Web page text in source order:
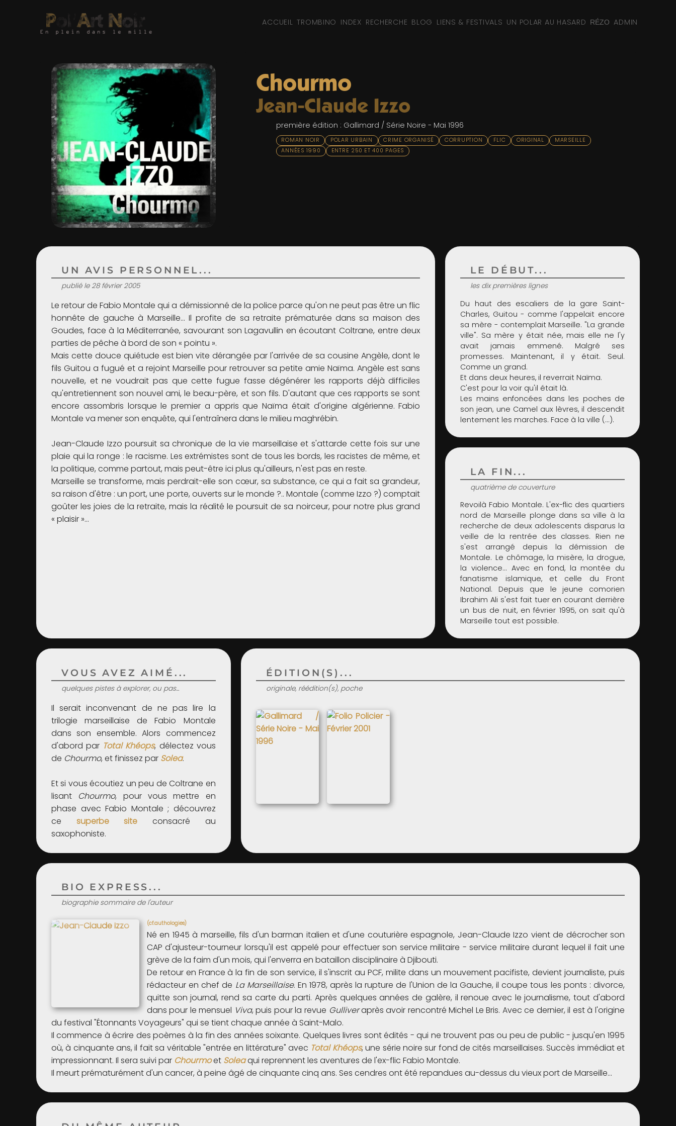
ACCUEIL TROMBINO INDEX RECHERCHE BLOG LIENS & FESTIVALS UN POLAR AU HASARD RÉZO ADMIN
Chourmo
Jean-Claude Izzo
première édition : Gallimard / Série Noire - Mai 1996
ROMAN NOIR POLAR URBAIN CRIME ORGANISÉ CORRUPTION FLIC ORIGINAL
MARSEILLE
ANNÉES 1990
ENTRE 250 ET 400 PAGES
UN AVIS PERSONNEL...
publié le 28 février 2005
Le retour de Fabio Montale qui a démissionné de la police parce qu'on ne peut pas être un flic
honnête de gauche à Marseille... Il profite de sa retraite prématurée dans sa maison des
Goudes, face à la Méditerranée, savourant son Lagavullin en écoutant Coltrane, entre deux
parties de pêche à bord de son « pointu ».
Mais cette douce quiétude est bien vite dérangée par l'arrivée de sa cousine Angèle, dont le
fils Guitou a fugué et a rejoint Marseille pour retrouver sa petite amie Naïma. Angèle est sans
nouvelle, et ne voudrait pas que cette fugue fasse dégénérer les rapports déjà difficiles
qu'entretiennent son nouvel ami, le beau-père, et son fils. D'autant que ces rapports se sont
encore assombris lorsque le premier a appris que Naïma était d'origine algérienne. Fabio
Montale va mener son enquête, qui l'entraînera dans le milieu maghrébin.
Jean-Claude Izzo poursuit sa chronique de la vie marseillaise et s'attarde cette fois sur une
plaie qui la ronge : le racisme. Les extrémistes sont de tous les bords, les racistes de même, et
la politique, comme partout, mais peut-être ici plus qu'ailleurs, n'est pas en reste.
Marseille se transforme, mais perdrait-elle son cœur, sa substance, ce qui a fait sa grandeur,
sa raison d'être : un port, une porte, ouverts sur le monde ?.. Montale (comme Izzo ?) comptait
goûter les joies de la retraite, mais la réalité le poursuit de sa noirceur, pour notre plus grand
« plaisir »...
VOUS AVEZ AIMÉ...
quelques pistes à explorer, ou pas...
Il serait inconvenant de ne pas lire la
trilogie marseillaise de Fabio Montale
dans son ensemble. Alors commencez
d'abord par Total Khéops, délectez vous
de Chourmo, et finissez par Solea.
Et si vous écoutiez un peu de Coltrane en
lisant Chourmo, pour vous mettre en
phase avec Fabio Montale ; découvrez
ce superbe site consacré au
saxophoniste.
LE DÉBUT...
les dix premières lignes
Du haut des escaliers de la gare Saint-
Charles, Guitou - comme l'appelait encore
sa mère - contemplait Marseille. "La grande
ville". Sa mère y était née, mais elle ne l'y
avait jamais emmené. Malgré ses
promesses. Maintenant, il y était. Seul.
Comme un grand.
Et dans deux heures, il reverrait Naïma.
C'est pour la voir qu'il était là.
Les mains enfoncées dans les poches de
son jean, une Camel aux lèvres, il descendit
lentement les marches. Face à la ville (...).
LA FIN...
quatrième de couverture
Revoilà Fabio Montale. L'ex-flic des quartiers
nord de Marseille plonge dans sa ville à la
recherche de deux adolescents disparus la
veille de la rentrée des classes. Rien ne
s'est arrangé depuis la démission de
Montale. Le chômage, la misère, la drogue,
la violence... Avec en fond, la montée du
fanatisme islamique, et celle du Front
National. Depuis que le jeune comorien
Ibrahim Ali s'est fait tuer en courant derrière
un bus de nuit, en février 1995, on sait qu'à
Marseille tout est possible.
BIO EXPRESS...
biographie sommaire de l'auteur
(cf.authologies)
Né en 1945 à marseille, fils d'un barman italien et d'une couturière espagnole, Jean-Claude Izzo vient de décrocher son
CAP d'ajusteur-tourneur lorsqu'il est appelé pour effectuer son service militaire - service militaire durant lequel il fait une
grève de la faim d'un mois, qui l'enverra en bataillon disciplinaire à Djibouti.
De retour en France à la fin de son service, il s'inscrit au PCF, milite dans un mouvement pacifiste, devient journaliste, puis
rédacteur en chef de La Marseillaise. En 1978, après la rupture de l'Union de la Gauche, il coupe tous les ponts : divorce,
quitte son journal, rend sa carte du parti. Après quelques années de galère, il renoue avec le journalisme, tout d'abord
dans pour le mensuel Viva, puis pour la revue Gulliveraprès avoir rencontré Michel Le Bris. Avec ce dernier, il est à l'origine
du festival "Étonnants Voyageurs" qui se tient chaque année à Saint-Malo.
Il commence à écrire des poèmes à la fin des années soixante. Quelques livres sont édités - qui ne trouvent pas ou peu de public - jusqu'en 1995
où, à cinquante ans, il fait sa véritable "entrée en littérature" avec Total Khéops, une série noire sur fond de cités marseillaises. Succès immédiat et
impressionnant. Il sera suivi par Chourmoet Soleaqui reprennent les aventures de l'ex-flic Fabio Montale.
Il meurt prématurément d'un cancer, à peine âgé de cinquante cinq ans. Ses cendres ont été repandues au-dessus du vieux port de Marseille...
ÉDITION(S)...
originale, réédition(s), poche